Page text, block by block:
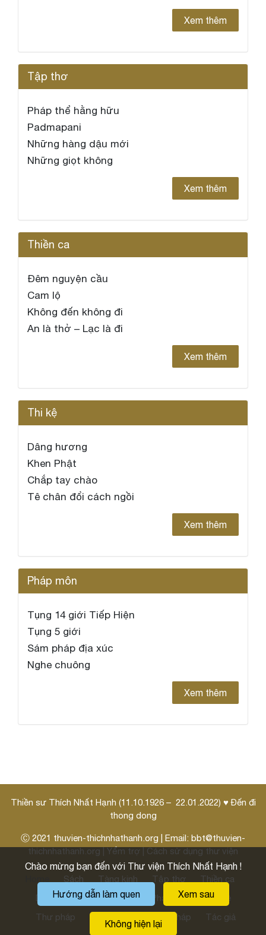
Xem thêm
Tập thơ
Pháp thể hằng hữu
Padmapani
Những hàng dậu mới
Những giọt không
Xem thêm
Thiền ca
Đêm nguyện cầu
Cam lộ
Không đến không đi
An là thở – Lạc là đi
Xem thêm
Thi kệ
Dâng hương
Khen Phật
Chắp tay chào
Tê chân đổi cách ngồi
Xem thêm
Pháp môn
Tụng 14 giới Tiếp Hiện
Tụng 5 giới
Sám pháp địa xúc
Nghe chuông
Xem thêm
Thiền sư Thích Nhất Hạnh (11.10.1926 – 22.01.2022) ♥ Đến đi
thong dong
Ⓒ 2021 thuvien-thichnhathanh.org | Email: bbt@thuvien-
thichnhathanh.org
Yểm trợ Cách sử dụng thư viện
Sách Tàng kinh Tập thơ
Thiền ca
Danh ngôn
Pháp thoại Pháp môn
Thi kệ
Thư pháp
Thư thầy Hoằng pháp Tác giả
Chào mừng bạn đến với Thư viện Thích Nhất Hạnh !
Hướng dẫn làm quen Xem sau
Không hiện lại